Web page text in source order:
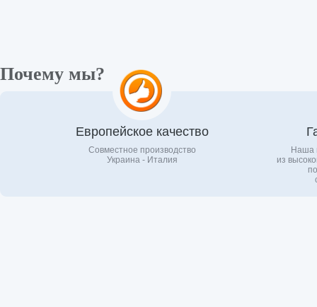
Почему мы?
Европейское качество
Совместное производство
Украина - Италия
Наша
из